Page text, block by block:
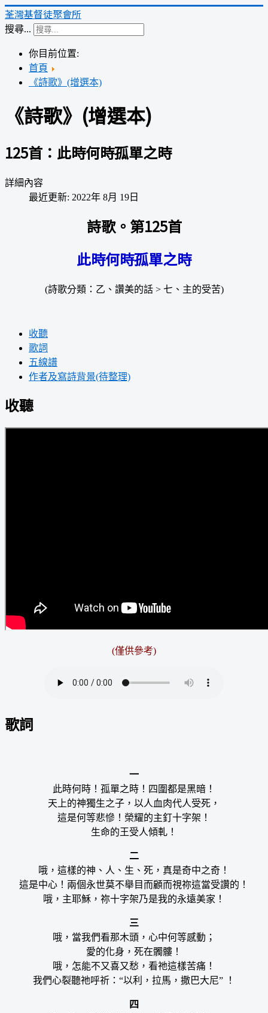
荃灣基督徒聚會所
搜尋...
你目前位置:
首頁
《詩歌》(增選本)
《詩歌》(增選本)
125首：此時何時孤單之時
詳細內容
最近更新: 2022年 8月 19日
詩歌。第125首
此時何時孤單之時
(詩歌分類：乙、讚美的話 > 七、主的受苦)
收聽
歌詞
五線譜
作者及寫詩背景(待整理)
收聽
(僅供參考)
歌詞
一
此時何時！孤單之時！四圍都是黑暗！
天上的神獨生之子，以人血肉代人受死，
這是何等悲慘！榮耀的主釘十字架！
生命的王受人傾軋！
二
哦，這樣的神、人、生、死，真是奇中之奇！
這是中心！兩個永世莫不舉目而顧而視祢這當受讚的！
哦，主耶穌，祢十字架乃是我的永遠美家！
三
哦，當我們看那木頭，心中何等感動；
愛的化身，死在髑髏！
哦，怎能不又喜又愁，看祂這樣苦痛！
我們心裂聽祂呼祈：“以利，拉馬，撒巴大尼” ！
四